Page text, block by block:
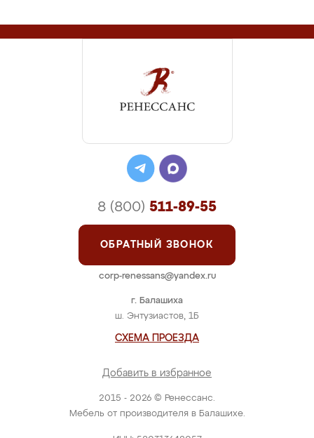
2015 - 2026 © Ренессанс.
Мебель от производителя в Балашихе.
г. Балашиха
ш. Энтузиастов, 1Б
СХЕМА ПРОЕЗДА
Добавить в избранное
8 (800) 511-89-55
ОБРАТНЫЙ ЗВОНОК
corp-renessans@yandex.ru